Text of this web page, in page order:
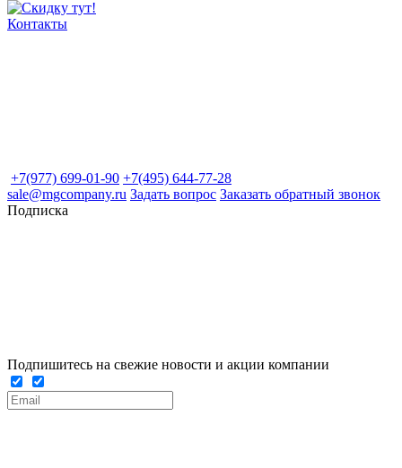
Контакты
+7(977) 699-01-90 +7(495) 644-77-28
sale@mgcompany.ru Задать вопрос Заказать обратный звонок
Подписка
Подпишитесь на свежие новости и акции компании